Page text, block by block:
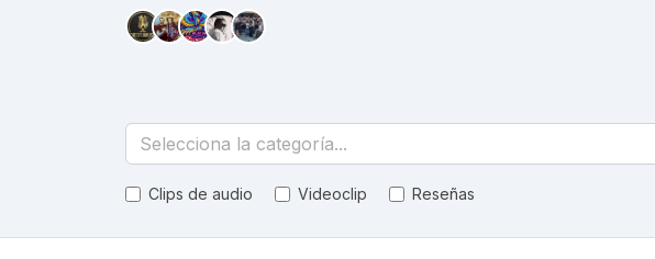
Selecciona la categoría...
Clips de audio Videoclip Reseñas